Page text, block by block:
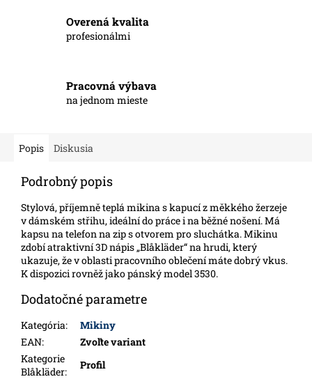
Overená kvalita
profesionálmi
Pracovná výbava
na jednom mieste
Popis Diskusia
Podrobný popis
Stylová, příjemně teplá mikina s kapucí z měkkého žerzeje
v dámském střihu, ideální do práce i na běžné nošení. Má
kapsu na telefon na zip s otvorem pro sluchátka. Mikinu
zdobí atraktivní 3D nápis „Blåkläder“ na hrudi, který
ukazuje, že v oblasti pracovního oblečení máte dobrý vkus.
K dispozici rovněž jako pánský model 3530.
Dodatočné parametre
Kategória:
Mikiny
EAN:
Zvoľte variant
Kategorie
Blåkläder:
Profil